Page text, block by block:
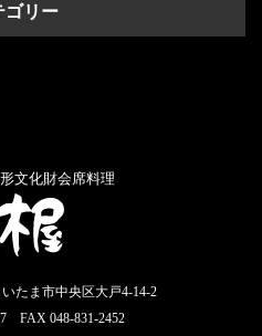
ゴリー
文化財会席料理
たま市中央区大戸4-14-2
FAX 048-831-2452